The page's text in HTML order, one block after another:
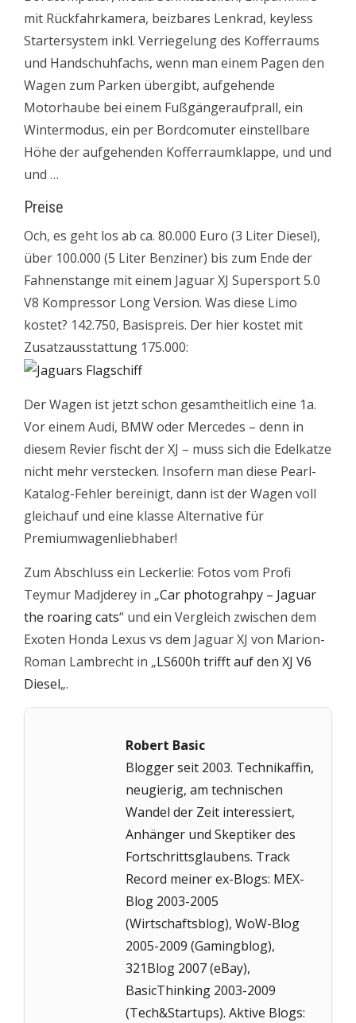
mit Rückfahrkamera, beizbares Lenkrad, keyless
Startersystem inkl. Verriegelung des Kofferraums
und Handschuhfachs, wenn man einem Pagen den
Wagen zum Parken übergibt, aufgehende
Motorhaube bei einem Fußgängeraufprall, ein
Wintermodus, ein per Bordcomuter einstellbare
Höhe der aufgehenden Kofferraumklappe, und und
und …
Preise
Och, es geht los ab ca. 80.000 Euro (3 Liter Diesel),
über 100.000 (5 Liter Benziner) bis zum Ende der
Fahnenstange mit einem Jaguar XJ Supersport 5.0
V8 Kompressor Long Version. Was diese Limo
kostet? 142.750, Basispreis. Der hier kostet mit
Zusatzausstattung 175.000:
Der Wagen ist jetzt schon gesamtheitlich eine 1a.
Vor einem Audi, BMW oder Mercedes – denn in
diesem Revier fischt der XJ – muss sich die Edelkatze
nicht mehr verstecken. Insofern man diese Pearl-
Katalog-Fehler bereinigt, dann ist der Wagen voll
gleichauf und eine klasse Alternative für
Premiumwagenliebhaber!
Zum Abschluss ein Leckerlie: Fotos vom Profi
Teymur Madjderey in „Car photograhpy – Jaguar
the roaring cats“ und ein Vergleich zwischen dem
Exoten Honda Lexus vs dem Jaguar XJ von Marion-
Roman Lambrecht in „LS600h trifft auf den XJ V6
Diesel„.
Robert Basic
Blogger seit 2003. Technikaffin,
neugierig, am technischen
Wandel der Zeit interessiert,
Anhänger und Skeptiker des
Fortschrittsglaubens. Track
Record meiner ex-Blogs: MEX-
Blog 2003-2005
(Wirtschaftsblog), WoW-Blog
2005-2009 (Gamingblog),
321Blog 2007 (eBay),
BasicThinking 2003-2009
(Tech&Startups). Aktive Blogs: